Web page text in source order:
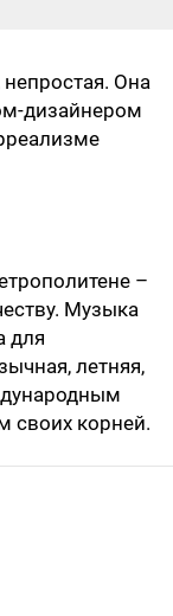
непростая. Она
дизайнером
–
Музыка
для
летняя,
своих корней.